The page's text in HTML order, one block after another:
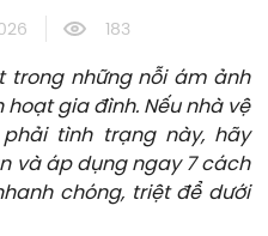
183
trong những nỗi ám ảnh
gia đình. Nếu nhà vệ
tình trạng này, hãy
và áp dụng ngay 7 cách
chóng, triệt để dưới